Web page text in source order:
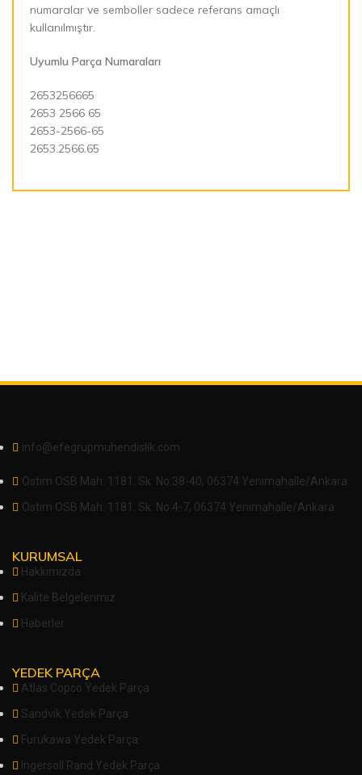
numaralar ve semboller sadece referans amaçlı
kullanılmıştır.
Uyumlu Parça Numaraları
2653256665
2653 2566 65
2653-2566-65
2653.2566.65
info@efegrupmuhendislik.com
Ostim OSB Mah. 1181. Sk. No:38-40, 06374 Yenimahalle/Ankara
Ostim OSB Mah. 1181. Sk. No:4-7, 06374 Yenimahalle/Ankara
KURUMSAL
Hakkımızda
Kalite Belgelerimiz
Haberler
YEDEK PARÇA
Atlas Copco Yedek Parça
Sandvik Yedek Parça
Furukawa Yedek Parça
Ingersoll Rand Yedek Parça